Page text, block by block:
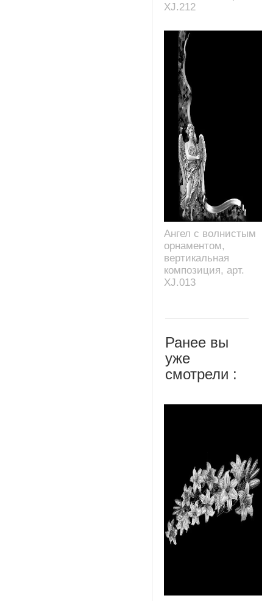
XJ.212
Ангел с волнистым
орнаментом,
вертикальная
композиция, арт.
XJ.013
Ранее вы
уже
смотрели :